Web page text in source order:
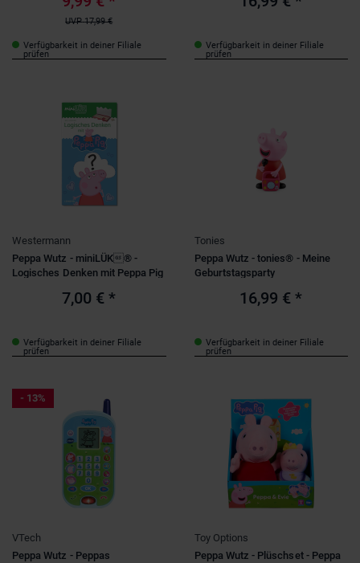
UVP 17,99 €
Verfügbarkeit in deiner Filiale
prüfen
Verfügbarkeit in deiner Filiale
prüfen
Westermann
Peppa Wutz - miniLÜK® -
Logisches Denken mit Peppa Pig
7,00 € *
Verfügbarkeit in deiner Filiale
prüfen
Tonies
Peppa Wutz - tonies® - Meine
Geburtstagsparty
16,99 € *
Verfügbarkeit in deiner Filiale
prüfen
- 13%
VTech
Peppa Wutz - Peppas
Toy Options
Peppa Wutz - Plüschset - Peppa